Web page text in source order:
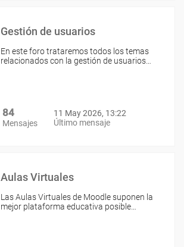
Gestión de usuarios
En este foro trataremos todos los temas
relacionados con la gestión de usuarios…
84
Mensajes
11 May 2026, 13:22
Último mensaje
Aulas Virtuales
Las Aulas Virtuales de Moodle suponen la
mejor plataforma educativa posible…